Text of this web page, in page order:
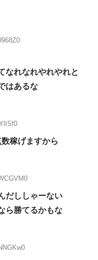
なれなれやれやれと
はあるな
稼げますから
だししゃーない
ら勝てるかもな